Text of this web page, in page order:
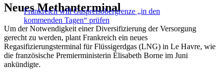
Frankreich will Gaspreisobergrenze „in den
kommenden Tagen“ prüfen
Neues Methanterminal
Um der Notwendigkeit einer Diversifizierung der Versorgung
gerecht zu werden, plant Frankreich ein neues
Regasifizierungsterminal für Flüssigerdgas (LNG) in Le Havre, wie
die französische Premierministerin Élisabeth Borne im Juni
ankündigte.